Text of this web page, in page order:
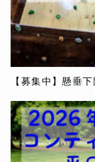
【募集中】懸垂